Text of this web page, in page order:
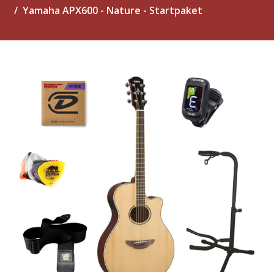
Yamaha APX600 - Nature - Startpaket